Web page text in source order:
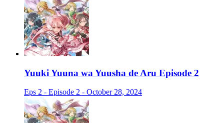
Yuuki Yuuna wa Yuusha de Aru Episode 2
Eps 2 - Episode 2 - October 28, 2024